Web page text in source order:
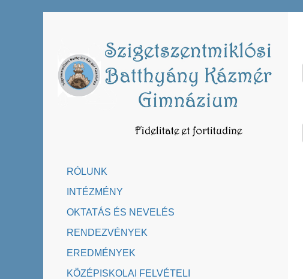
RÓLUNK
INTÉZMÉNY
OKTATÁS ÉS NEVELÉS
RENDEZVÉNYEK
EREDMÉNYEK
KÖZÉPISKOLAI FELVÉTELI